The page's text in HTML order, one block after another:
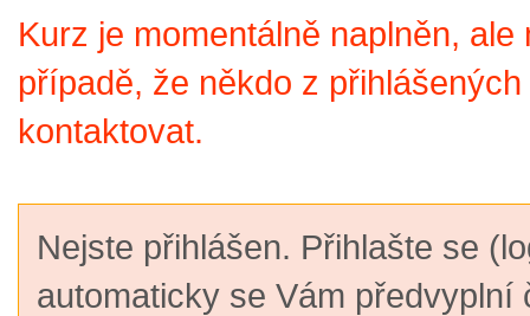
Kurz je momentálně naplněn,
případě, že někdo z
kontaktovat.
Nejste přihlášen. Přihlašte se
automaticky se Vám předvyplní